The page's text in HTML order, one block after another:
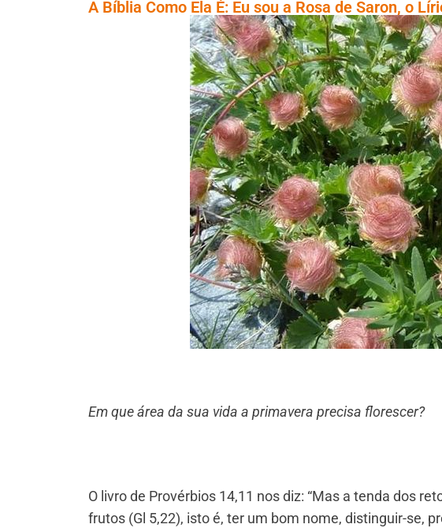
A Bíblia Como Ela É: Eu sou a Rosa de Saron, o
Em que área da sua vida a primavera precisa florescer?
O livro de Provérbios 14,11 nos diz: “Mas a tenda dos
frutos (Gl 5,22), isto é, ter um bom nome, distinguir-se,